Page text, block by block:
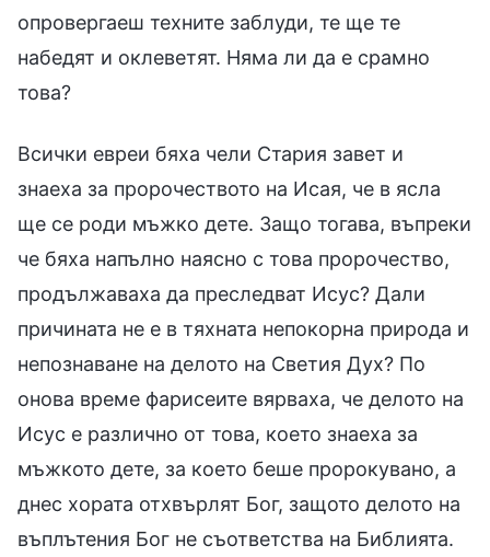
опровергаеш техните заблуди, те ще те
набедят и оклеветят. Няма ли да е срамно
това?
Всички евреи бяха чели Стария завет и
знаеха за пророчеството на Исая, че в ясла
ще се роди мъжко дете. Защо тогава, въпреки
че бяха напълно наясно с това пророчество,
продължаваха да преследват Исус? Дали
причината не е в тяхната непокорна природа и
непознаване на делото на Светия Дух? По
онова време фарисеите вярваха, че делото на
Исус е различно от това, което знаеха за
мъжкото дете, за което беше пророкувано, а
днес хората отхвърлят Бог, защото делото на
въплътения Бог не съответства на Библията.